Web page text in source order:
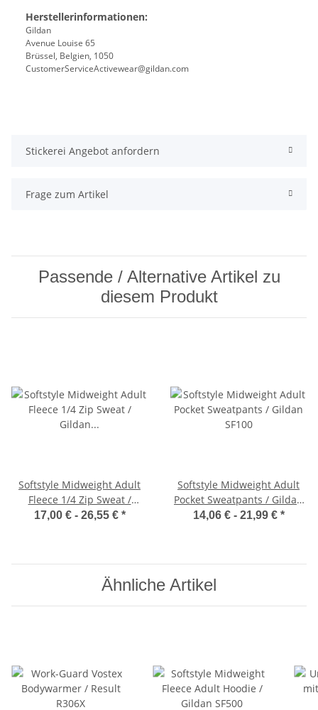
Herstellerinformationen:
Gildan
Avenue Louise 65
Brüssel, Belgien, 1050
CustomerServiceActivewear@gildan.com
Stickerei Angebot anfordern
Frage zum Artikel
Passende / Alternative Artikel zu
diesem Produkt
Softstyle Midweight Adult
Fleece 1/4 Zip Sweat /
Gildan SF008
17,00 € - 26,55 € *
Softstyle Midweight Adult
Pocket Sweatpants / Gildan
SF100
14,06 € - 21,99 € *
Ähnliche Artikel